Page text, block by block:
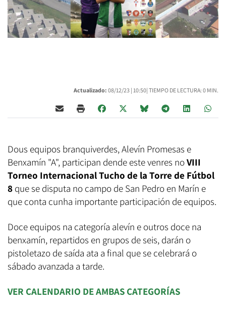
Actualizado: 08/12/23 | 10:50| TIEMPO DE LECTURA: 0 MIN.
Dous equipos branquiverdes, Alevín Promesas e
Benxamín "A", participan dende este venres noVIII
Torneo Internacional Tucho de la Torre de Fútbol
8 que se disputa no campo de San Pedro en Marín e
que conta cunha importante participación de equipos.
Doce equipos na categoría alevín e outros doce na
benxamín, repartidos en grupos de seis, darán o
pistoletazo de saída ata a final que se celebrará o
sábado avanzada a tarde.
VER CALENDARIO DE AMBAS CATEGORÍAS